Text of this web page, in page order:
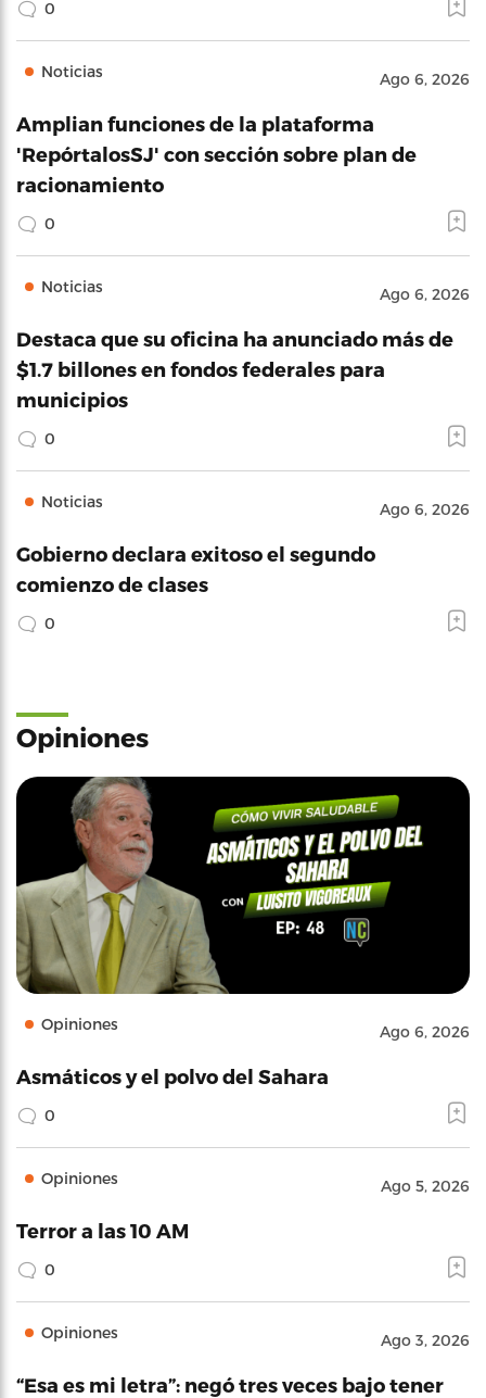
0
Noticias Ago 6, 2026
Amplian funciones de la plataforma
'RepórtalosSJ' con sección sobre plan de
racionamiento
0
Noticias Ago 6, 2026
Destaca que su oficina ha anunciado más de
$1.7 billones en fondos federales para
municipios
0
Noticias Ago 6, 2026
Gobierno declara exitoso el segundo
comienzo de clases
0
Opiniones
Opiniones Ago 6, 2026
Asmáticos y el polvo del Sahara
0
Opiniones Ago 5, 2026
Terror a las 10 AM
0
Opiniones Ago 3, 2026
“Esa es mi letra”: negó tres veces bajo tener